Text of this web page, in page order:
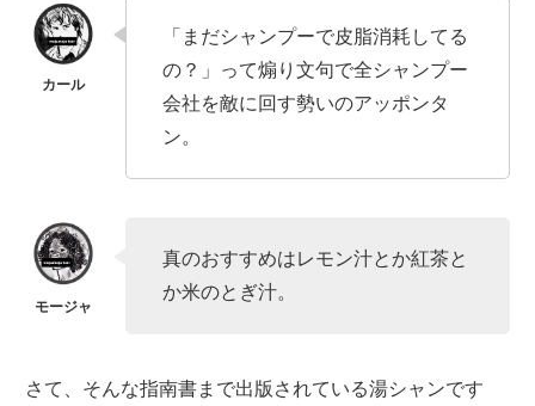
「まだシャンプーで皮脂消耗してる
の？」って煽り文句で全シャンプー
会社を敵に回す勢いのアッポンタ
ン。
真のおすすめはレモン汁とか紅茶と
か米のとぎ汁。
さて、そんな指南書まで出版されている湯シャンです